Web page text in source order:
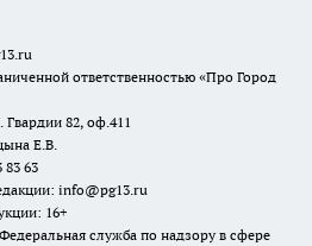
ответственностью «Про Город
Гвардии 82, оф.411
Е.В.
83 63
info@pg13.ru
16+
служба по надзору в сфере